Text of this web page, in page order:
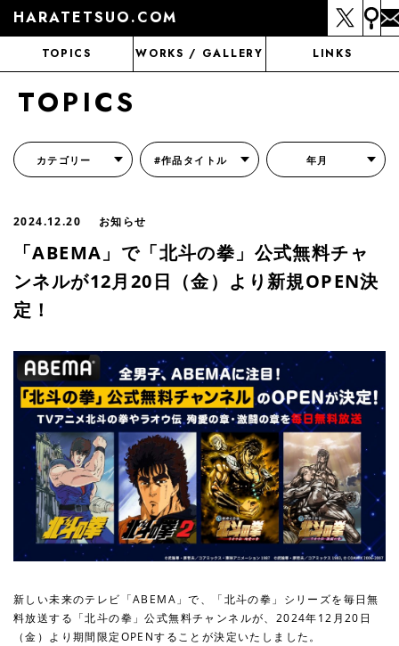
HARATETSUO.COM
TOPICS WORKS / GALLERY LINKS
TOPICS
カテゴリー #作品タイトル 年月
2024.12.20 お知らせ
「ABEMA」で「北斗の拳」公式無料チャ
ンネルが12月20日（金）より新規OPEN決
定！
新しい未来のテレビ「ABEMA」で、「北斗の拳」シリーズを毎日無
料放送する「北斗の拳」公式無料チャンネルが、2024年12月20日
（金）より期間限定OPENすることが決定いたしました。